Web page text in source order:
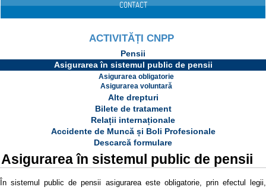
CONTACT
ACTIVITĂȚI CNPP
Pensii
Asigurarea în sistemul public de pensii
Asigurarea obligatorie
Asigurarea voluntară
Alte drepturi
Bilete de tratament
Relații internaționale
Accidente de Muncă și Boli Profesionale
Descarcă formulare
Asigurarea în sistemul public de pensii
În sistemul public de pensii asigurarea este obligatorie, prin efectul legii,